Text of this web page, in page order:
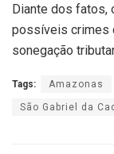
Diante dos fatos,
possíveis crimes
sonegação
Tags: Amazonas
São Gabriel da